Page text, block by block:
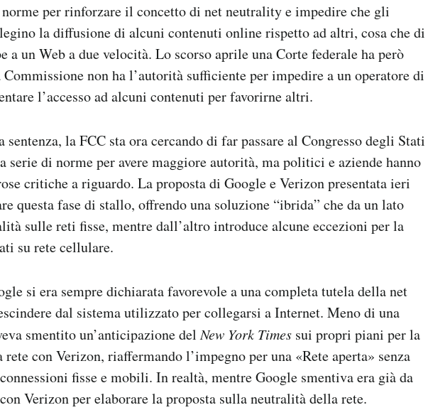
per rinforzare il concetto di net neutrality e impedire che gli
la diffusione di alcuni contenuti online rispetto ad altri, cosa che di
a un Web a due velocità. Lo scorso aprile una Corte federale ha però
non ha l’autorità sufficiente per impedire a un operatore di
l’accesso ad alcuni contenuti per favorirne altri.
sentenza, la FCC sta ora cercando di far passare al Congresso degli Stati
serie di norme per avere maggiore autorità, ma politici e aziende hanno
critiche a riguardo. La proposta di Google e Verizon presentata ieri
questa fase di stallo, offrendo una soluzione “ibrida” che da un lato
sulle reti fisse, mentre dall’altro introduce alcune eccezioni per la
su rete cellulare.
si era sempre dichiarata favorevole a una completa tutela della net
dal sistema utilizzato per collegarsi a Internet. Meno di una
smentito un’anticipazione delNew York Times sui propri piani per la
con Verizon, riaffermando l’impegno per una «Rete aperta» senza
fisse e mobili. In realtà, mentre Google smentiva era già da
Verizon per elaborare la proposta sulla neutralità della rete.